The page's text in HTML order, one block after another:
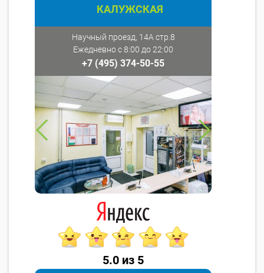
КАЛУЖСКАЯ
Научный проезд, 14А стр.8
Ежедневно с 8:00 до 22:00
+7 (495) 374-50-55
5.0 из 5